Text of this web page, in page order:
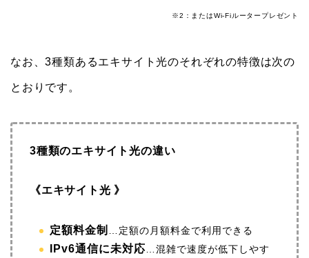
※2：またはWi-Fiルータープレゼント
なお、3種類あるエキサイト光のそれぞれの特徴は次の
とおりです。
3種類のエキサイト光の違い
《エキサイト光 》
定額料金制 …定額の月額料金で利用できる
IPv6通信に未対応
混雑で速度が低下しやす